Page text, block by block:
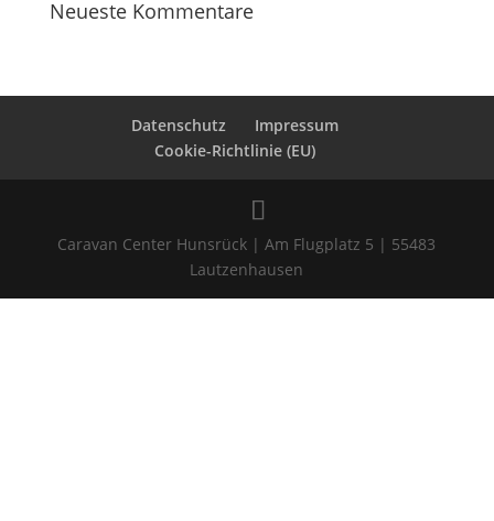
Neueste Kommentare
Datenschutz
Impressum
Cookie-Richtlinie (EU)
Caravan Center Hunsrück | Am Flugplatz 5 | 55483
Lautzenhausen